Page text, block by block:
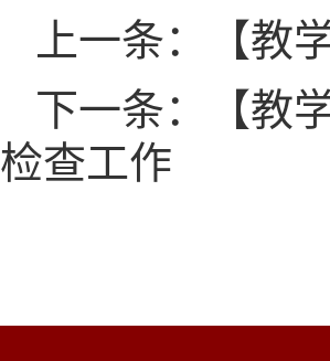
上一条：【教
下一条：【教
检查工作